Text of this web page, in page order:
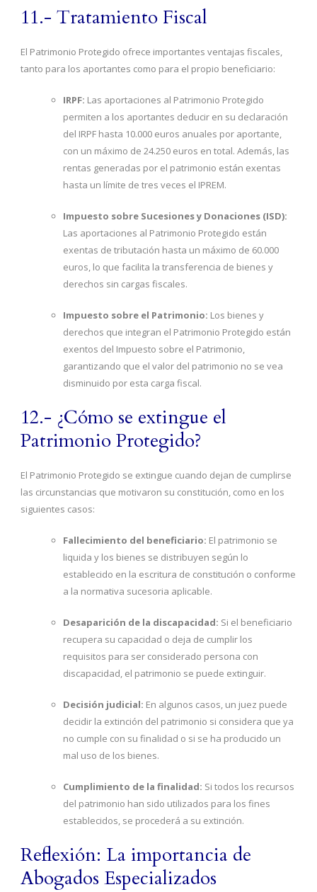
11.- Tratamiento Fiscal
El Patrimonio Protegido ofrece importantes ventajas fiscales,
tanto para los aportantes como para el propio beneficiario:
IRPF: Las aportaciones al Patrimonio Protegido
permiten a los aportantes deducir en su declaración
del IRPF hasta 10.000 euros anuales por aportante,
con un máximo de 24.250 euros en total. Además, las
rentas generadas por el patrimonio están exentas
hasta un límite de tres veces el IPREM.
Impuesto sobre Sucesiones y Donaciones (ISD):
Las aportaciones al Patrimonio Protegido están
exentas de tributación hasta un máximo de 60.000
euros, lo que facilita la transferencia de bienes y
derechos sin cargas fiscales.
Impuesto sobre el Patrimonio: Los bienes y
derechos que integran el Patrimonio Protegido están
exentos del Impuesto sobre el Patrimonio,
garantizando que el valor del patrimonio no se vea
disminuido por esta carga fiscal.
12.- ¿Cómo se extingue el
Patrimonio Protegido?
El Patrimonio Protegido se extingue cuando dejan de cumplirse
las circunstancias que motivaron su constitución, como en los
siguientes casos:
Fallecimiento del beneficiario: El patrimonio se
liquida y los bienes se distribuyen según lo
establecido en la escritura de constitución o conforme
a la normativa sucesoria aplicable.
Desaparición de la discapacidad: Si el beneficiario
recupera su capacidad o deja de cumplir los
requisitos para ser considerado persona con
discapacidad, el patrimonio se puede extinguir.
Decisión judicial: En algunos casos, un juez puede
decidir la extinción del patrimonio si considera que ya
no cumple con su finalidad o si se ha producido un
mal uso de los bienes.
Cumplimiento de la finalidad: Si todos los recursos
del patrimonio han sido utilizados para los fines
establecidos, se procederá a su extinción.
Reflexión: La importancia de
Abogados Especializados